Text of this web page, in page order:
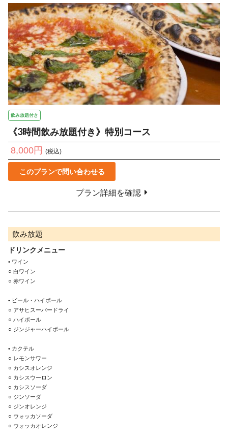
飲み放題付き
《3時間飲み放題付き》特別コース
8,000円 (税込)
このプランで問い合わせる
プラン詳細を確認
飲み放題
ドリンクメニュー
• ワイン
○ 白ワイン
○ 赤ワイン
• ビール・ハイボール
○ アサヒスーパードライ
○ ハイボール
○ ジンジャーハイボール
• カクテル
○ レモンサワー
○ カシスオレンジ
○ カシスウーロン
○ カシスソーダ
○ ジンソーダ
○ ジンオレンジ
○ ウォッカソーダ
○ ウォッカオレンジ